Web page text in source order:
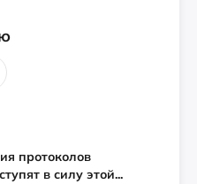
протоколов
в силу этой...